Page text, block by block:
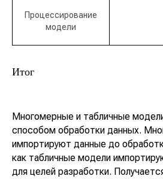
Процессирование
модели
Итог
Многомерные и табличные
способом обработки данных.
импортируют данные до
как табличные модели
для целей разработки.
Мероприятия
Новости
Планировщик
пространства
SpacePlanner
Разработка BI-
аналитики
Ласмарт.Обмен
данными с